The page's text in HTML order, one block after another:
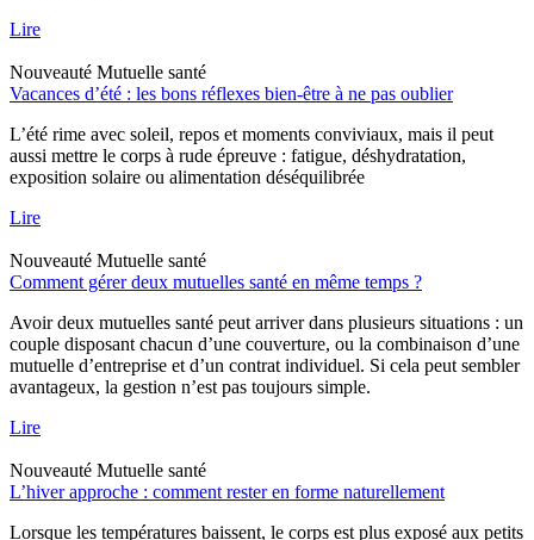
Lire
Nouveauté Mutuelle santé
Vacances d’été : les bons réflexes bien-être à ne pas oublier
L’été rime avec soleil, repos et moments conviviaux, mais il peut
aussi mettre le corps à rude épreuve : fatigue, déshydratation,
exposition solaire ou alimentation déséquilibrée
Lire
Nouveauté Mutuelle santé
Comment gérer deux mutuelles santé en même temps ?
Avoir deux mutuelles santé peut arriver dans plusieurs situations : un
couple disposant chacun d’une couverture, ou la combinaison d’une
mutuelle d’entreprise et d’un contrat individuel. Si cela peut sembler
avantageux, la gestion n’est pas toujours simple.
Lire
Nouveauté Mutuelle santé
L’hiver approche : comment rester en forme naturellement
Lorsque les températures baissent, le corps est plus exposé aux petits